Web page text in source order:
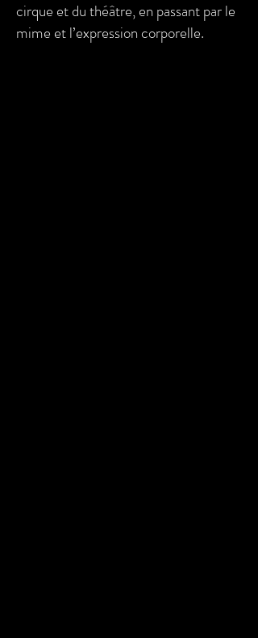
cirque et du théâtre, en passant par le
mime et l’expression corporelle.